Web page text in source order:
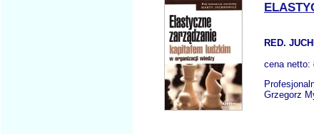
RED.
cena netto:
Grzegorz